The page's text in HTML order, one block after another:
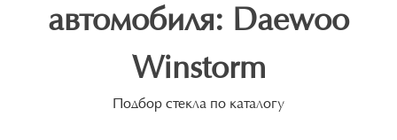
автомобиля: Daewoo
Winstorm
Подбор стекла по каталогу